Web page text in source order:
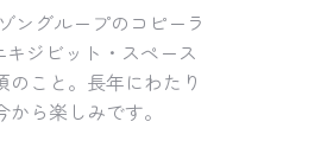
ングループのコピーラ
ジビット・スペース
こと。長年にわたり
ら楽しみです。